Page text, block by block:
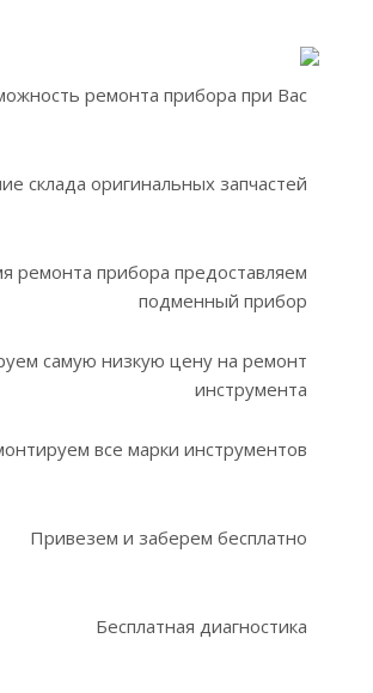
ремонта прибора при Вас
склада оригинальных запчастей
ремонта прибора предоставляем
подменный прибор
самую низкую цену на ремонт
инструмента
все марки инструментов
Привезем и заберем бесплатно
Бесплатная диагностика